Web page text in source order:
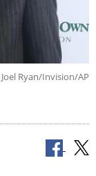
Joel Ryan/Invision/AP